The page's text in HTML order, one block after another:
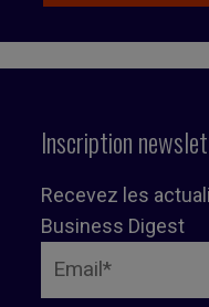
Inscription
Recevez les
Business Digest